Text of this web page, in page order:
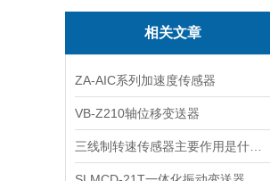
相关文章
ZA-AIC系列加速度传感器
VB-Z210轴位移变送器